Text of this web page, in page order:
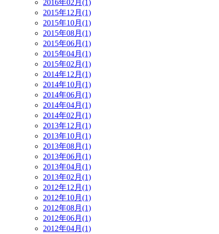
2016年02月(1)
2015年12月(1)
2015年10月(1)
2015年08月(1)
2015年06月(1)
2015年04月(1)
2015年02月(1)
2014年12月(1)
2014年10月(1)
2014年06月(1)
2014年04月(1)
2014年02月(1)
2013年12月(1)
2013年10月(1)
2013年08月(1)
2013年06月(1)
2013年04月(1)
2013年02月(1)
2012年12月(1)
2012年10月(1)
2012年08月(1)
2012年06月(1)
2012年04月(1)